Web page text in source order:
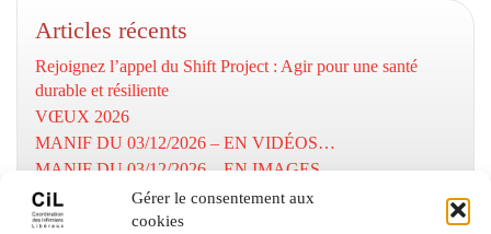
Gérer le consentement aux
cookies
Articles récents
Rejoignez l’appel du Shift Project : Agir pour une santé
durable et résiliente
VŒUX 2026
MANIF DU 03/12/2026 – EN VIDÉOS…
MANIF DU 03/12/2026 – EN IMAGES…
MOBILISATION DU 03/12/2025